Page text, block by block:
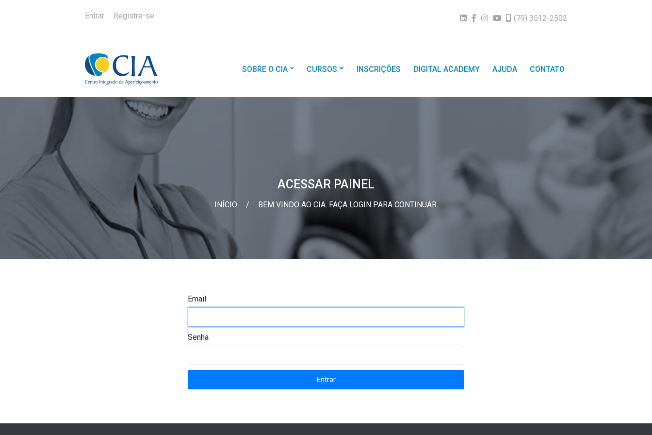
Entrar Registre-se (79) 3512-2502
SOBRE O CIA CURSOS INSCRIÇÕES DIGITAL ACADEMY AJUDA CONTATO
ACESSAR PAINEL
INÍCIO / BEM VINDO AO CIA. FAÇA LOGIN PARA CONTINUAR.
Email
Senha
Entrar